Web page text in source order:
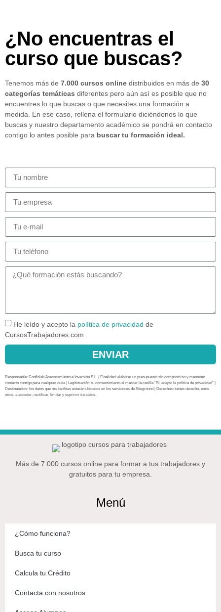
¿No encuentras el
curso que buscas?
Tenemos más de 7.000 cursos online distribuidos en más de 30
categorías temáticas diferentes pero aún así es posible que no
encuentres lo que buscas o que necesites una formación a
medida. En ese caso, rellena el formulario diciéndonos lo que
buscas y nuestro departamento académico se pondrá en contacto
contigo lo antes posible para buscar tu formación ideal.
He leído y acepto la política de privacidad de
CursosTrabajadores.com
ENVIAR
Responsable: Confislab Asesoramiento e Inversión S.L. | Finalidad: elaborar un presupuesto sin compromiso y mantener
contacto contigo para cualquier duda | Legitimación: tu consentimiento al marcar la casilla “Sí, acepto la política de privacidad” |
Destinatarios: los datos que me facilitas estarán ubicados en los servidores de Siteground | Derechos: tienes derecho, entre
otros, a acceder, rectificar, limitar y suprimir tus datos.
Más de 7.000 cursos online para formar a tus trabajadores y
gratuitos para tu empresa.
Menú
¿Cómo funciona?
Busca tu curso
Calcula tu Crédito
Contacta con nosotros